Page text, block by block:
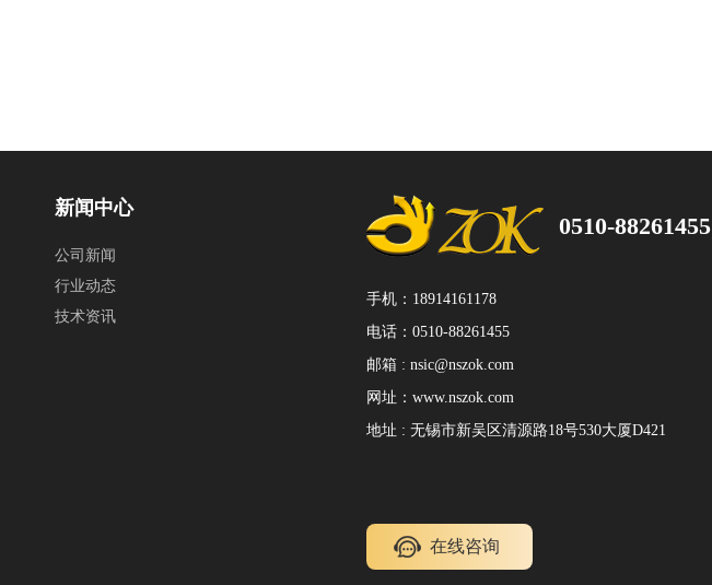
新闻中心
公司新闻
行业动态
技术资讯
0510-88261455
手机：18914161178
电话：0510-88261455
邮箱 : nsic@nszok.com
网址：www.nszok.com
地址 : 无锡市新吴区清源路18号530大厦D421
在线咨询